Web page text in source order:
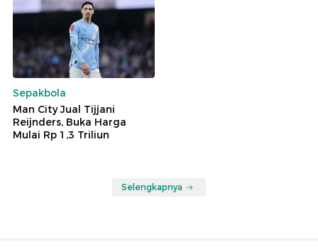
Sepakbola
Man City Jual Tijjani
Reijnders, Buka Harga
Mulai Rp 1,3 Triliun
Selengkapnya